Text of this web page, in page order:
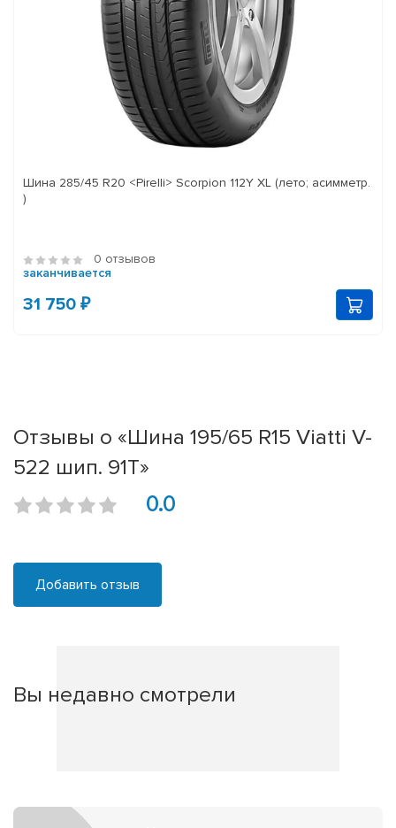
Шина 285/45 R20 <Pirelli> Scorpion 112Y XL (лето; асимметр.
)
0 отзывов
заканчивается
31 750 ₽
Отзывы о «Шина 195/65 R15 Viatti V-
522 шип. 91T»
0.0
Добавить отзыв
Вы недавно смотрели